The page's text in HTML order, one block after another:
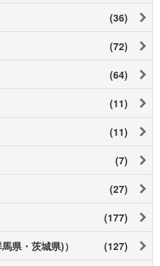
(36)
(72)
(64)
(11)
(11)
(7)
(27)
(177)
県・茨城県)） (127)